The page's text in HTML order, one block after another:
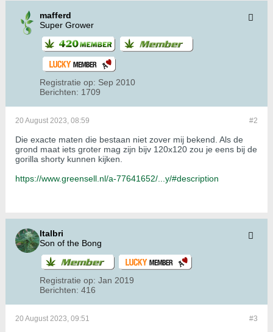
mafferd
Super Grower
Registratie op: Sep 2010
Berichten: 1709
#2
20 August 2023, 08:59
Die exacte maten die bestaan niet zover mij bekend. Als de
grond maat iets groter mag zijn bijv 120x120 zou je eens bij de
gorilla shorty kunnen kijken.
https://www.greensell.nl/a-77641652/...y/#description
Italbri
Son of the Bong
Registratie op: Jan 2019
Berichten: 416
#3
20 August 2023, 09:51